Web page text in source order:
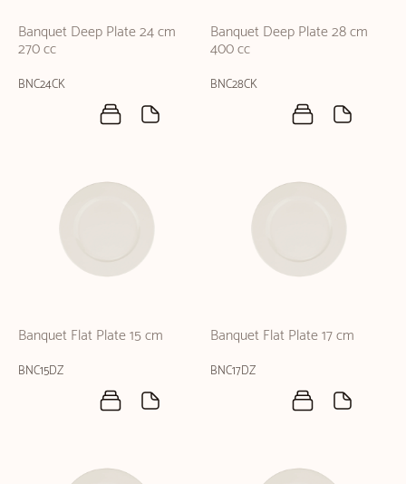
Banquet Deep Plate 24 cm
270 cc
BNC24CK
Banquet Deep Plate 28 cm
400 cc
BNC28CK
Banquet Flat Plate 15 cm
BNC15DZ
Banquet Flat Plate 17 cm
BNC17DZ